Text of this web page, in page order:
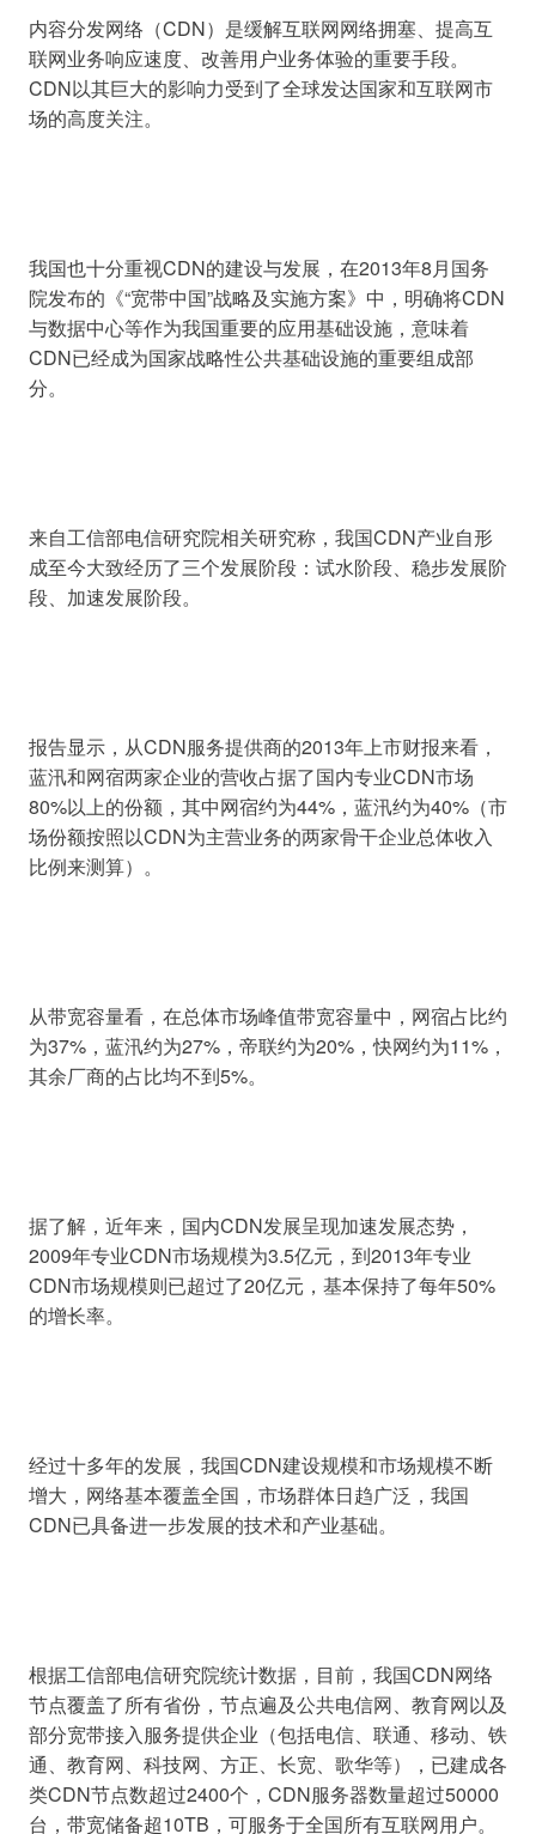
内容分发网络（CDN）是缓解互联网网络拥塞、提高互
联网业务响应速度、改善用户业务体验的重要手段。
CDN以其巨大的影响力受到了全球发达国家和互联网市
我国也十分重视CDN的建设与发展，在2013年8月国务
院发布的《“宽带中国”战略及实施方案》中，明确将CDN
与数据中心等作为我国重要的应用基础设施，意味着
CDN已经成为国家战略性公共基础设施的重要组成部
来自工信部电信研究院相关研究称，我国CDN产业自形
成至今大致经历了三个发展阶段：试水阶段、稳步发展阶
报告显示，从CDN服务提供商的2013年上市财报来看，
蓝汛和网宿两家企业的营收占据了国内专业CDN市场
80%以上的份额，其中网宿约为44%，蓝汛约为40%（市
场份额按照以CDN为主营业务的两家骨干企业总体收入
从带宽容量看，在总体市场峰值带宽容量中，网宿占比约
为37%，蓝汛约为27%，帝联约为20%，快网约为11%，
据了解，近年来，国内CDN发展呈现加速发展态势，
2009年专业CDN市场规模为3.5亿元，到2013年专业
CDN市场规模则已超过了20亿元，基本保持了每年50%
经过十多年的发展，我国CDN建设规模和市场规模不断
增大，网络基本覆盖全国，市场群体日趋广泛，我国
根据工信部电信研究院统计数据，目前，我国CDN网络
节点覆盖了所有省份，节点遍及公共电信网、教育网以及
部分宽带接入服务提供企业（包括电信、联通、移动、铁
通、教育网、科技网、方正、长宽、歌华等），已建成各
类CDN节点数超过2400个，CDN服务器数量超过50000